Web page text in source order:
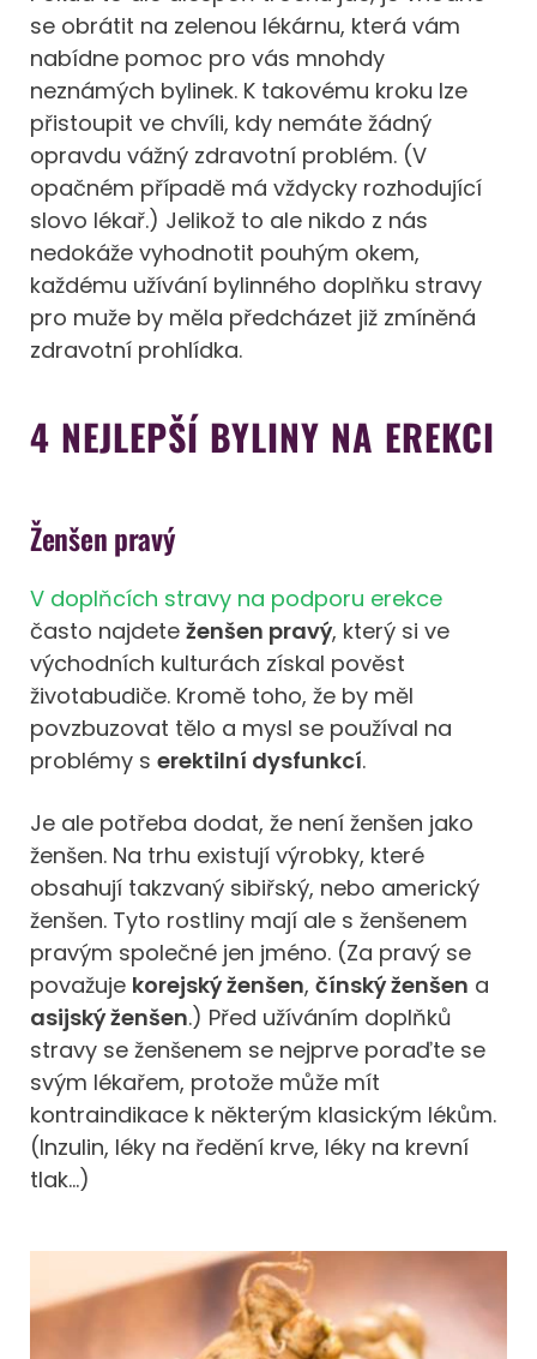
se obrátit na zelenou lékárnu, která vám
nabídne pomoc pro vás mnohdy
neznámých bylinek. K takovému kroku lze
přistoupit ve chvíli, kdy nemáte žádný
opravdu vážný zdravotní problém. (V
opačném případě má vždycky rozhodující
slovo lékař.) Jelikož to ale nikdo z nás
nedokáže vyhodnotit pouhým okem,
každému užívání bylinného doplňku stravy
pro muže by měla předcházet již zmíněná
zdravotní prohlídka.
4 NEJLEPŠÍ BYLINY NA EREKCI
Ženšen pravý
V doplňcích stravy na podporu erekce
často najdete ženšen pravý, který si ve
východních kulturách získal pověst
životabudiče. Kromě toho, že by měl
povzbuzovat tělo a mysl se používal na
problémy s erektilní dysfunkcí.
Je ale potřeba dodat, že není ženšen jako
ženšen. Na trhu existují výrobky, které
obsahují takzvaný sibiřský, nebo americký
ženšen. Tyto rostliny mají ale s ženšenem
pravým společné jen jméno. (Za pravý se
považuje korejský ženšen, čínský ženšen a
asijský ženšen.) Před užíváním doplňků
stravy se ženšenem se nejprve poraďte se
svým lékařem, protože může mít
kontraindikace k některým klasickým lékům.
(Inzulin, léky na ředění krve, léky na krevní
tlak…)